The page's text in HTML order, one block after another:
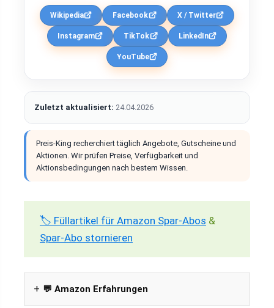
Wikipedia Facebook X / Twitter
Instagram TikTok LinkedIn
YouTube
Zuletzt aktualisiert: 24.04.2026
Preis-King recherchiert täglich Angebote, Gutscheine und
Aktionen. Wir prüfen Preise, Verfügbarkeit und
Aktionsbedingungen nach bestem Wissen.
🏷️ Füllartikel für Amazon Spar-Abos &
Spar-Abo stornieren
💬 Amazon Erfahrungen